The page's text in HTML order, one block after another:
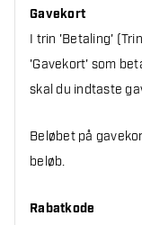
Gavekort
I trin 'Betaling'
'Gavekort' som
skal du indtaste
Beløbet på
beløb.
Rabatkode